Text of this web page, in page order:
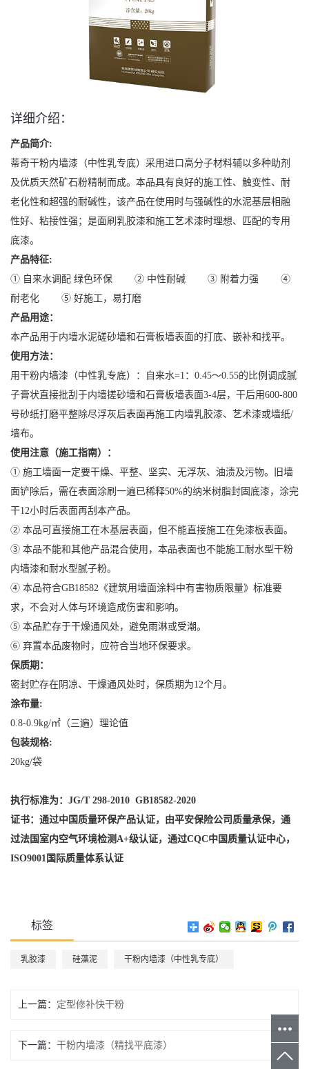
详细介绍：
产品简介:
蒂奇干粉内墙漆（中性乳专底）采用进口高分子材料辅以多种助剂
及优质天然矿石粉精制而成。本品具有良好的施工性、触变性、耐
老化性和超强的耐碱性，该产品在使用时与强碱性的水泥基层相融
性好、粘接性强；是面刷乳胶漆和施工艺术漆时理想、匹配的专用
底漆。
产品特征:
① 自来水调配 绿色环保 ② 中性耐碱 ③ 附着力强 ④
耐老化 ⑤ 好施工，易打磨
产品用途：
本产品用于内墙水泥磋砂墙和石膏板墙表面的打底、嵌补和找平。
使用方法：
用干粉内墙漆（中性乳专底）：自来水=1：0.45～0.55的比例调成腻
子膏状直接批刮于内墙搓砂墙和石膏板墙表面3-4层，干后用600-800
号砂纸打磨平整除尽浮灰后表面再施工内墙乳胶漆、艺术漆或墙纸/
墙布。
使用注意（施工指南）：
① 施工墙面一定要干燥、平整、坚实、无浮灰、油渍及污物。旧墙
面铲除后，需在表面涂刷一遍已稀释50%的纳米树脂封固底漆，涂完
干12小时后表面再刮本产品。
② 本品可直接施工在木基层表面，但不能直接施工在免漆板表面。
③ 本品不能和其他产品混合使用，本品表面也不能施工耐水型干粉
内墙漆和耐水型腻子粉。
④ 本品符合GB18582《建筑用墙面涂料中有害物质限量》标准要
求，不会对人体与环境造成伤害和影响。
⑤ 本品贮存于干燥通风处，避免雨淋或受潮。
⑥ 弃置本品废物时，应符合当地环保要求。
保质期：
密封贮存在阴凉、干燥通风处时，保质期为12个月。
涂布量:
0.8-0.9kg/㎡（三遍）理论值
包装规格:
20kg/袋
执行标准为：JG/T 298-2010 GB18582-2020
证书：通过中国质量环保产品认证，由平安保险公司质量承保，通
过法国室内空气环境检测A+级认证，通过CQC中国质量认证中心，
ISO9001国际质量体系认证
标签
乳胶漆 硅藻泥 干粉内墙漆（中性乳专底）
上一篇： 定型修补快干粉
下一篇： 干粉内墙漆（精找平底漆）